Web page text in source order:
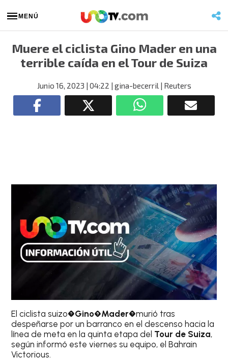
MENÚ
Muere el ciclista Gino Mader en una
terrible caída en el Tour de Suiza
Junio 16, 2023 | 04:22 | gina-becerril| Reuters
El ciclista suizo�Gino�Mader�murió tras
despeñarse por un barranco en el descenso hacia la
línea de meta en la quinta etapa del Tour de Suiza,
según informó este viernes su equipo, el Bahrain
Victorious.